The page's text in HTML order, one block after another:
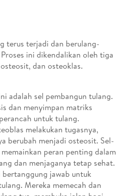
terus terjadi dan berulang-
ini dikendalikan oleh tiga
dan osteoklas.
adalah sel pembangun tulang.
dan menyimpan matriks
untuk tulang.
melakukan tugasnya,
berubah menjadi osteosit. Sel-
peran penting dalam
dan menjaganya tetap sehat.
bertanggung jawab untuk
Mereka memecah dan